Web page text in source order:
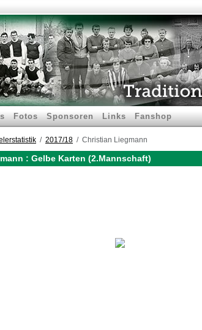
Fotos Sponsoren Links Fanshop
2017/18 Christian Liegmann
: Gelbe Karten (2.Mannschaft)